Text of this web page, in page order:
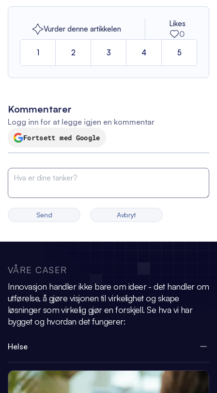
Vurder denne artikkelen
Likes
0
1 2 3 4 5
Kommentarer
Logg inn for at legge igjen en kommentar
Fortsett med Google
Send Avbryt
VÅRE CASER
Innovasjon handler ikke bare om ideer - det handler om
utførelse, å gjøre visjonen til virkelighet og skape
løsninger som virkelig gjør en forskjell.Se hva vi har
bygget og hvordan det fungerer:
Helse